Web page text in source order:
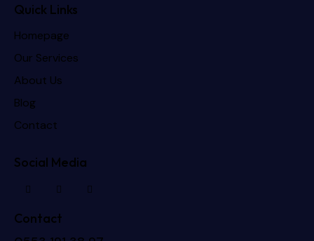
Quick Links
Homepage
Our Services
About Us
Blog
Contact
Social Media
Contact